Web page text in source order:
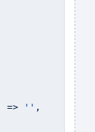
=> '' ,